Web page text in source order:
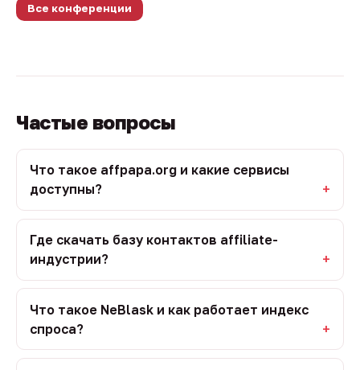
Все конференции
Частые вопросы
Что такое affpapa.org и какие сервисы
доступны?
Где скачать базу контактов affiliate-
индустрии?
Что такое NeBlask и как работает индекс
спроса?